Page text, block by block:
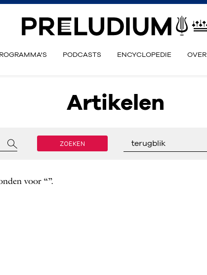
PODCASTS ENCYCLOPEDIE OVER
Artikelen
ZOEKEN terugblik
voor “”.